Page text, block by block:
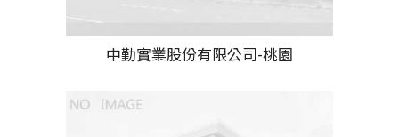
中勤實業股份有限公司-桃園